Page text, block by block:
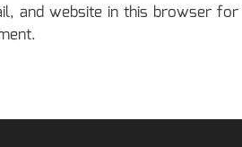
and website in this browser for